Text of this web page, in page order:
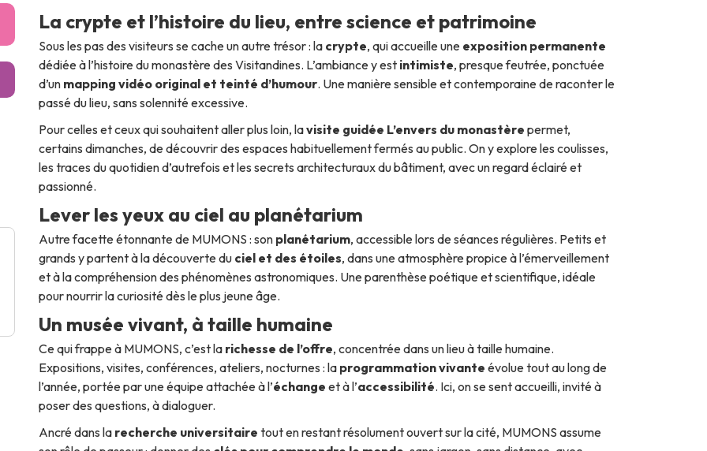
La crypte et l’histoire du lieu, entre science et patrimoine
Sous les pas des visiteurs se cache un autre trésor : la crypte, qui accueille une exposition permanente
dédiée à l’histoire du monastère des Visitandines. L’ambiance y est intimiste, presque feutrée, ponctuée
d’un mapping vidéo original et teinté d’humour. Une manière sensible et contemporaine de raconter le
passé du lieu, sans solennité excessive.
Pour celles et ceux qui souhaitent aller plus loin, lavisite guidée L’envers du monastère permet,
certains dimanches, de découvrir des espaces habituellement fermés au public. On y explore les coulisses,
les traces du quotidien d’autrefois et les secrets architecturaux du bâtiment, avec un regard éclairé et
passionné.
Lever les yeux au ciel au planétarium
Autre facette étonnante de MUMONS : son planétarium, accessible lors de séances régulières. Petits et
grands y partent à la découverte du ciel et des étoiles, dans une atmosphère propice à l’émerveillement
et à la compréhension des phénomènes astronomiques. Une parenthèse poétique et scientifique, idéale
pour nourrir la curiosité dès le plus jeune âge.
Un musée vivant, à taille humaine
Ce qui frappe à MUMONS, c’est la richesse de l’offre, concentrée dans un lieu à taille humaine.
Expositions, visites, conférences, ateliers, nocturnes : la programmation vivante évolue tout au long de
l’année, portée par une équipe attachée à l’échange et à l’accessibilité. Ici, on se sent accueilli, invité à
poser des questions, à dialoguer.
Ancré dans la recherche universitaire tout en restant résolument ouvert sur la cité, MUMONS assume